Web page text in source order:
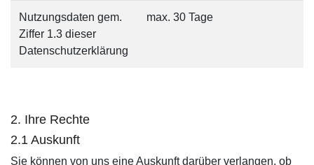
Nutzungsdaten gem.
Ziffer 1.3 dieser
Datenschutzerklärung
max. 30 Tage
2. Ihre Rechte
2.1 Auskunft
Sie können von uns eine Auskunft darüber verlangen, ob